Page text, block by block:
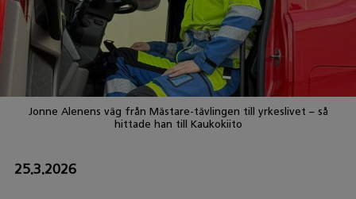
Jonne Alenens väg från Mästare-tävlingen till yrkeslivet – så
hittade han till Kaukokiito
25.3.2026